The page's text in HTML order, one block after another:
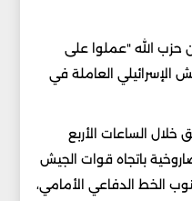
حزب الله "عملوا على
العاملة في
خلال الساعات الأربع
باتجاه قوات الجيش
الخط الدفاعي الأمامي،